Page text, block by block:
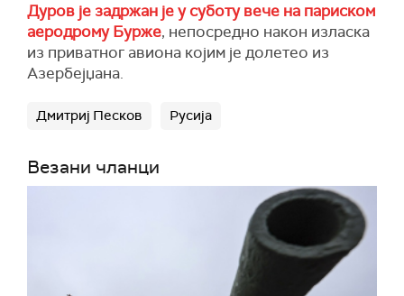
Дуров је задржан је у суботу вече на париском
аеродрому Бурже, непосредно након изласка
из приватног авиона којим је долетео из
Азербејџана.
Дмитриј Песков Русија
Везани чланци